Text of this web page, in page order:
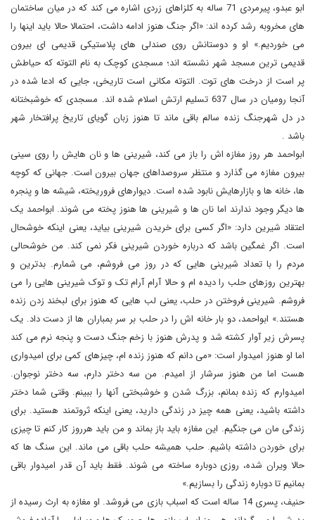
ابو عبدو، پیرمردی 71 ساله به کلزاهای زردی اشاره می کند که در میان ساختمان
های مخروبه رشد کرده اند: «اگر جنگ هنوز ادامه داشت، احتمالا حالا باید اینها را
می خوردیم.» او و دوستانش روی صندلی های پلاستیکی قدیمی ای بیرون
قدیمی ترین مسجد شهر نشسته اند؛ مسجدی کوچک به نام التوته که حیاطش
پر است از درخت های توت. التوته مکانی است تاریخی، جایی که ادعا شده در
آنجا رومیان در سال 637 تسلیم ارتش اسلام شده اند. مسجدی که خوشبختانه
در دل شهرجنگ زنده سالم باقی ماند تا هنوز زبان گویای تاریخ پرافتخار شهر
باشد .
ابواحمد هر روز مغازه اش را باز می کند، شیرینی ها و نان هایش را روی سینی
بیرون مغازه می گذارد و منتظر سروصداهای جهان بیرون است. جهانی که کوچه
ها، خانه ها و بازارهایش نابود شده است. دیوارهای فروریخته، شیشه ها و پنجره
ها دیگر وجود ندارند اما نان ها و شیرینی ها هنوز پخته می شوند. ابواحمد یک
اعتقاد شیرین دارد: «اگر کسی برای خریدن شیرینی بیاید، یعنی اینکه خوشحال
است. اگر غمگین باشد که درباره خوردن شیرینی فکر نمی کند. من خوشحالی
مردم را با تعداد شیرینی هایی که در روز می فروشم، می شمارم. بدترین و
بهترین روزهای حلب را دیده ام و حالا آرام آرام تک و توک شیرینی هایی را می
فروشم. شیرینی فروختن در حلب، یعنی لب هایی که هنوز برای لبخند زدن زنده
هستند.» ابواحمد، دو بار خانه اش را در حلب بر سر بمباران ها از دست داد. یک
پسرش زیر آوار کشته شد و پدرش هنوز با زخم جنگ دست و پنجه نرم می کند
اما او هنوز امیدوار است: «می دانم که هنوز زنده ام، چیزهای کمی برای امیدواری
هست اما من هنوز سرشار از امیدم. من سه دختر دارم، سه دختر نوجوان.
امیدوارم که زنده بمانم، بزرگ شدن و خوشبختی آنها را ببینم. وقتی شما دختر
داشته باشید، یعنی همه چیز در زندگی دارید، یعنی اینکه ثروتمند هستید. برای
زندگی مان می جنگیم. این مغازه باید باز بماند و من باید هرروز کار کنم تا چیزی
برای خوردن داشته باشیم. حلب همیشه حلب باقی می ماند. این سنگ ها که
حالا ویران شده، روزی دوباره ساخته می شوند. فقط باید آن قدر امیدوار باقی
بمانیم تا دوباره زندگی را بسازیم.»
حنیف، پسری 14 ساله است که اسباب بازی می فروشد. او مغازه به ارث رسیده از